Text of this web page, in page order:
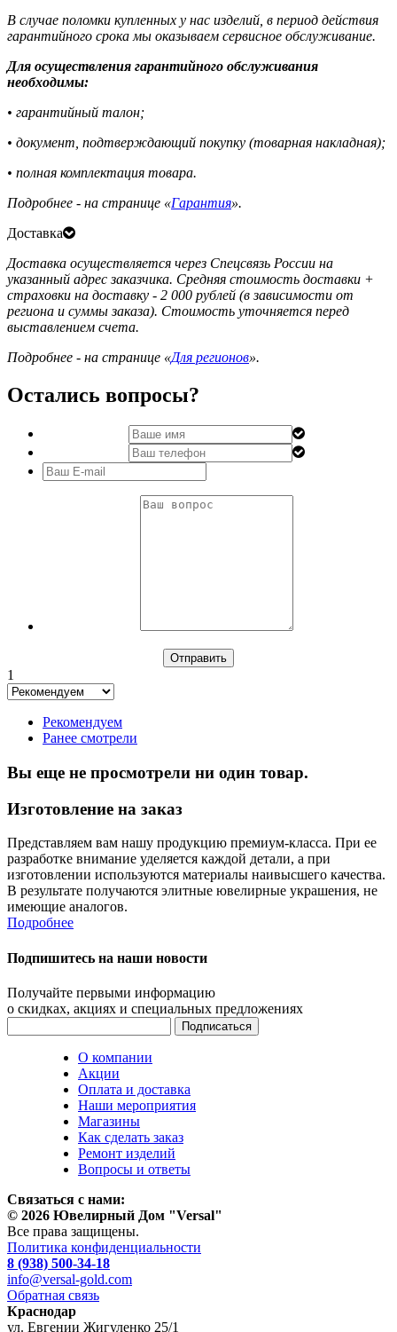
В случае поломки купленных у нас изделий, в период действия
гарантийного срока мы оказываем сервисное обслуживание.
Для осуществления гарантийного обслуживания
необходимы:
• гарантийный талон;
• документ, подтверждающий покупку (товарная накладная);
• полная комплектация товара.
Подробнее - на странице «Гарантия».
Доставка
Доставка осуществляется через Спецсвязь России на
указанный адрес заказчика. Средняя стоимость доставки +
страховки на доставку - 2 000 рублей (в зависимости от
региона и суммы заказа). Стоимость уточняется перед
выставлением счета.
Подробнее - на странице «Для регионов».
Остались вопросы?
1
Рекомендуем
Ранее смотрели
Вы еще не просмотрели ни один товар.
Изготовление на заказ
Представляем вам нашу продукцию премиум-класса. При ее
разработке внимание уделяется каждой детали, а при
изготовлении используются материалы наивысшего качества.
В результате получаются элитные ювелирные украшения, не
имеющие аналогов.
Подробнее
Подпишитесь на наши новости
Получайте первыми информацию
о скидках, акциях и специальных предложениях
О компании
Акции
Оплата и доставка
Наши мероприятия
Магазины
Как сделать заказ
Ремонт изделий
Вопросы и ответы
Связаться с нами:
© 2026 Ювелирный Дом "Versal"
Все права защищены.
Политика конфиденциальности
8 (938) 500-34-18
info@versal-gold.com
Обратная связь
Краснодар
ул. Евгении Жигуленко 25/1